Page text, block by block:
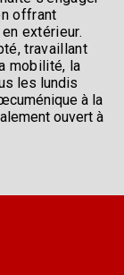
offrant
extérieur.
travaillant
mobilité, la
les lundis
à la
ouvert à